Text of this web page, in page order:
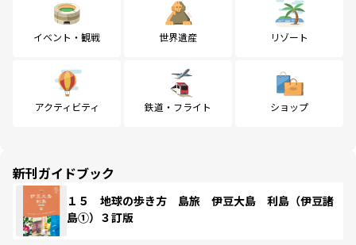
イベント・観戦 世界遺産 リゾート
アクティビティ 鉄道・フライト ショップ
新刊ガイドブック
１５ 地球の歩き方 島旅 伊豆大島 利島（伊豆諸
島①）３訂版